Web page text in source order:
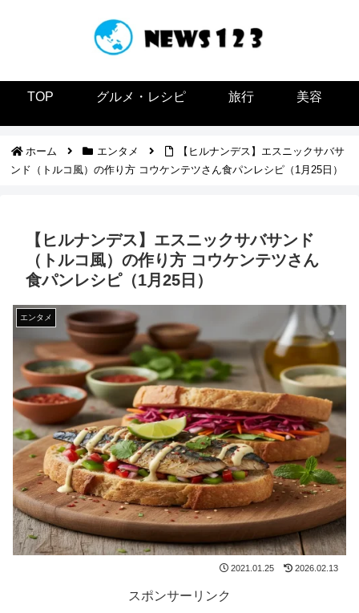
TOP グルメ・レシピ 旅行 美容
ホーム エンタメ
【ヒルナンデス】エスニックサバサ
ンド（トルコ風）の作り方 コウケンテツさん食パンレシピ（1月25日）
【ヒルナンデス】エスニックサバサンド
（トルコ風）の作り方 コウケンテツさん
食パンレシピ（1月25日）
エンタメ
2021.01.25 2026.02.13
スポンサーリンク